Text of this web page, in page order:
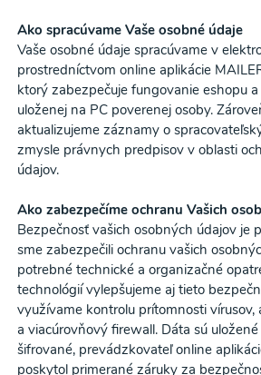
Ako spracúvame Vaše osobné údaje
Vaše osobné údaje spracúvame v
prostredníctvom online aplikácie
ktorý zabezpečuje fungovanie eshopu
uloženej na PC poverenej osoby.
aktualizujeme záznamy o
zmysle právnych predpisov v oblasti
údajov.
Ako zabezpečíme ochranu Vašich
Bezpečnosť vašich osobných údajov je
sme zabezpečili ochranu vašich
potrebné technické a organizačné
technológií vylepšujeme aj tieto
využívame kontrolu prítomnosti
a viacúrovňový firewall. Dáta sú
šifrované, prevádzkovateľ online
poskytol primerané záruky za